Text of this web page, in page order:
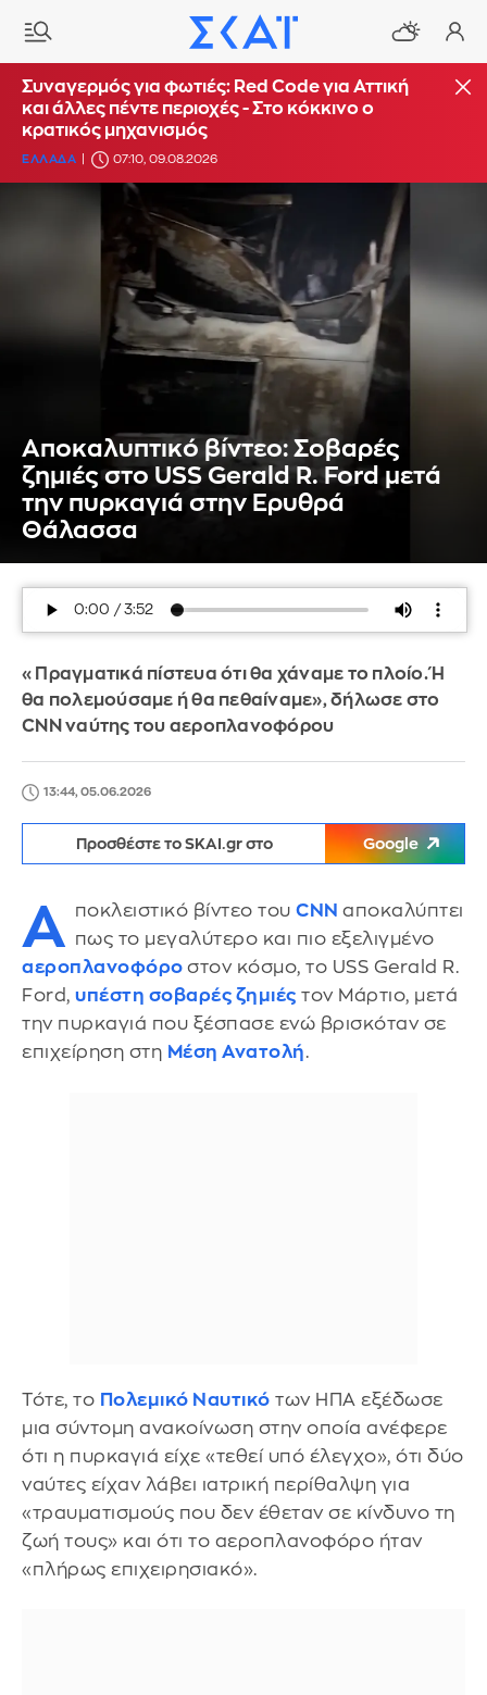
Συναγερμός για φωτιές: Red Code για Αττική
και άλλες πέντε περιοχές - Στο κόκκινο ο
κρατικός μηχανισμός
ΕΛΛΑΔΑ 07:10, 09.08.2026
Αποκαλυπτικό βίντεο: Σοβαρές
ζημιές στο USS Gerald R. Ford μετά
την πυρκαγιά στην Ερυθρά
Θάλασσα
«Πραγματικά πίστευα ότι θα χάναμε το πλοίο. Ή
θα πολεμούσαμε ή θα πεθαίναμε», δήλωσε στο
CNN ναύτης του αεροπλανοφόρου
13:44, 05.06.2026
Προσθέστε το SKAI.gr στο Google
Α ποκλειστικό βίντεο του CNN αποκαλύπτει
πως το μεγαλύτερο και πιο εξελιγμένο
αεροπλανοφόρο στον κόσμο, το USS Gerald R.
Ford, υπέστη σοβαρές ζημιές τον Μάρτιο, μετά
την πυρκαγιά που ξέσπασε ενώ βρισκόταν σε
επιχείρηση στη Μέση Ανατολή.
Τότε, το Πολεμικό Ναυτικό των ΗΠΑ εξέδωσε
μια σύντομη ανακοίνωση στην οποία ανέφερε
ότι η πυρκαγιά είχε «τεθεί υπό έλεγχο», ότι δύο
ναύτες είχαν λάβει ιατρική περίθαλψη για
«τραυματισμούς που δεν έθεταν σε κίνδυνο τη
ζωή τους» και ότι το αεροπλανοφόρο ήταν
«πλήρως επιχειρησιακό».